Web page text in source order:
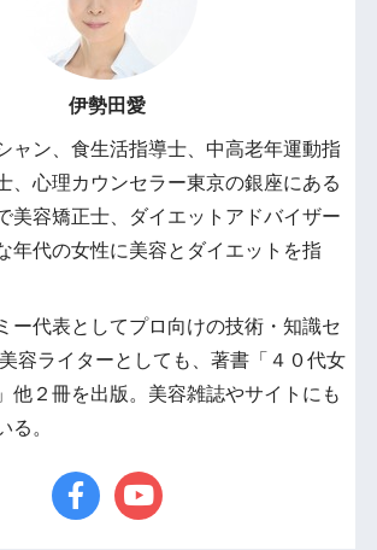
伊勢田愛
ャン、食生活指導士、中高老年運動指
、心理カウンセラー東京の銀座にある
美容矯正士、ダイエットアドバイザー
年代の女性に美容とダイエットを指
ー代表としてプロ向けの技術・知識セ
容ライターとしても、著書「４０代女
他２冊を出版。美容雑誌やサイトにも
る。